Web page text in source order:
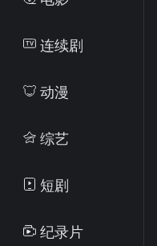
连续剧
动漫
综艺
短剧
纪录片